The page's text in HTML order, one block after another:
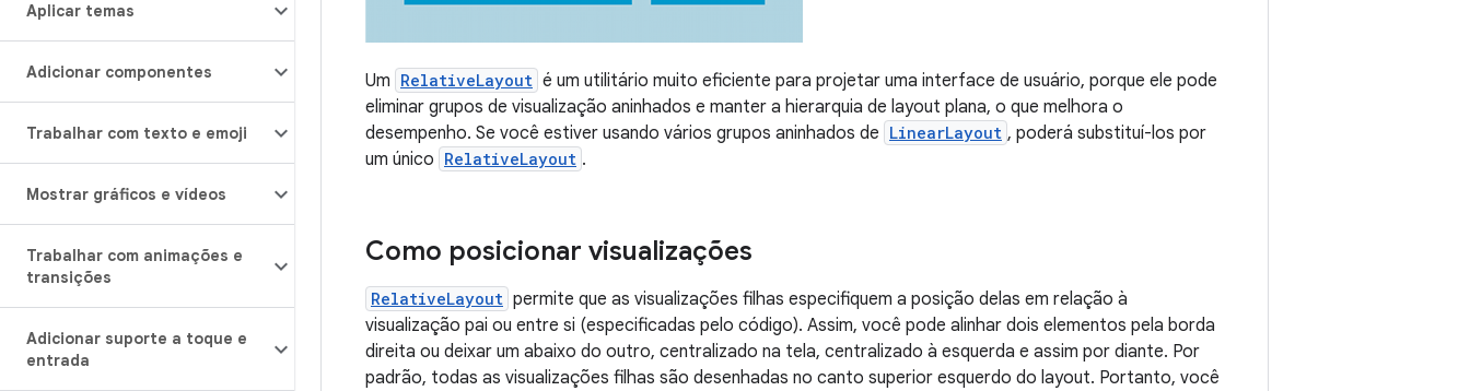
Aplicar temas
Adicionar componentes
Trabalhar com texto e emoji
Mostrar gráficos e vídeos
Trabalhar com animações e
transições
Adicionar suporte a toque e
entrada
Um RelativeLayout é um utilitário muito eficiente para projetar uma interface de usuário, porque ele pode
eliminar grupos de visualização aninhados e manter a hierarquia de layout plana, o que melhora o
desempenho. Se você estiver usando vários grupos aninhados de LinearLayout , poderá substituí-los por
um único RelativeLayout .
Como posicionar visualizações
RelativeLayout permite que as visualizações filhas especifiquem a posição delas em relação à
visualização pai ou entre si (especificadas pelo código). Assim, você pode alinhar dois elementos pela borda
direita ou deixar um abaixo do outro, centralizado na tela, centralizado à esquerda e assim por diante. Por
padrão, todas as visualizações filhas são desenhadas no canto superior esquerdo do layout. Portanto, você